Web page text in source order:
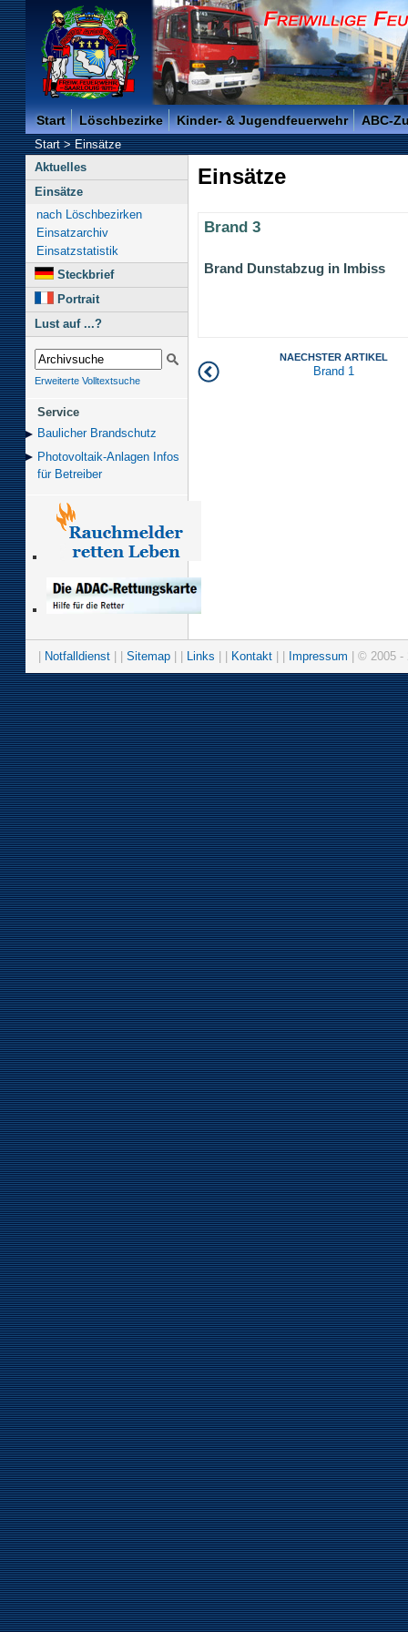
Freiwillige Feuerwehr der Kreisstadt Saarlouis -
Start Löschbezirke Kinder- & Jugendfeuerwehr ABC-
Start>Einsätze
Aktuelles
Einsätze
nach Löschbezirken
Einsatzarchiv
Einsatzstatistik
Steckbrief
Portrait
Lust auf ...?
Erweiterte Volltextsuche
Service
Baulicher Brand­schutz
Photovoltaik-Anlagen Infos
für Betreiber
Einsätze
Brand 3
Brand Dunstabzug in Imbiss
NAECHSTER ARTIKEL
Brand 1
Notfalldienst Sitemap Links Kontakt Impressum | © 2005 -